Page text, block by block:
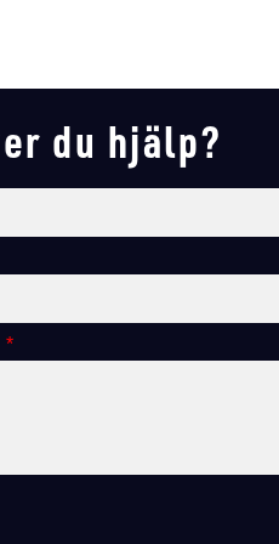
du hjälp?